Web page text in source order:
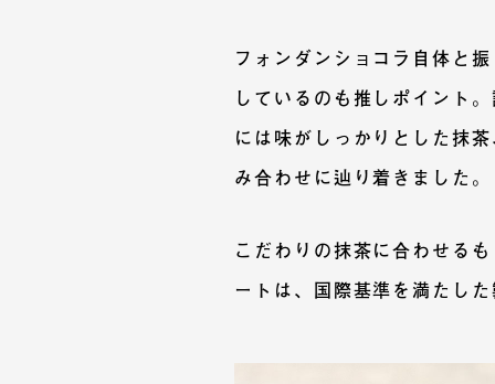
フォンダンショコラ自体と
しているのも推しポイント
には味がしっかりとした抹
み合わせに辿り着きました。
こだわりの抹茶に合わせる
ートは、国際基準を満たし